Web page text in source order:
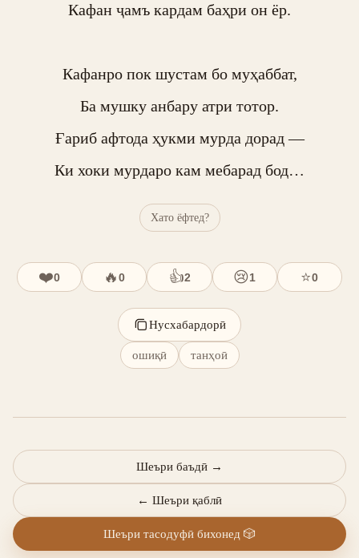
Кафан ҷамъ кардам баҳри он ёр.
Кафанро пок шустам бо муҳаббат,
Ба мушку анбару атри тотор.
Ғариб афтода ҳукми мурда дорад —
Ки хоки мурдаро кам мебарад бод…
Хато ёфтед?
❤️0 🔥0 👍2 😢1 ⭐0
Нусхабардорӣ
ошиқӣ танҳоӣ
← Шеъри қаблӣ
Шеъри баъдӣ →
Шеъри тасодуфӣ бихонед 🎲